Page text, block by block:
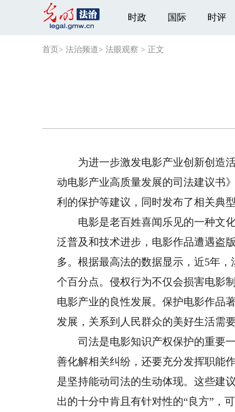
时政 国际 时评
首页 > 法治频道> 法眼观察 > 正文
为进一步激发电影产业创新创造活
动电影产业高质量发展的司法建议书
利的保护等建议，同时发布了相关典型
电影是老百姓喜闻乐见的一种文化
泛普及和技术进步，电影作品遭遇盗
多。根据最高法的数据显示，近5年
个百分点。侵权行为不仅会损害电影
电影产业的良性发展。保护电影作品
发展，关系到人民群众的美好生活需
司法是电影知识产权保护的重要一
善化解相关纠纷，还要充分发挥职能
是坚持能动司法的生动体现。这些建
出的十分中肯且有针对性的“良方”，